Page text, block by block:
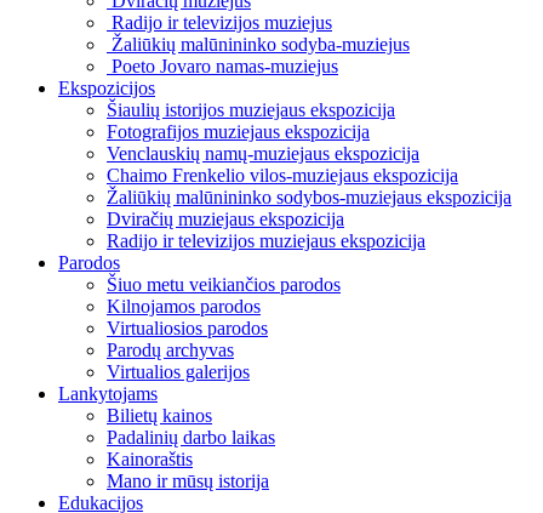
Radijo ir televizijos muziejus
Žaliūkių malūnininko sodyba-muziejus
Poeto Jovaro namas-muziejus
Ekspozicijos
Šiaulių istorijos muziejaus ekspozicija
Fotografijos muziejaus ekspozicija
Venclauskių namų-muziejaus ekspozicija
Chaimo Frenkelio vilos-muziejaus ekspozicija
Žaliūkių malūnininko sodybos-muziejaus ekspozicija
Dviračių muziejaus ekspozicija
Radijo ir televizijos muziejaus ekspozicija
Parodos
Šiuo metu veikiančios parodos
Kilnojamos parodos
Virtualiosios parodos
Parodų archyvas
Virtualios galerijos
Lankytojams
Bilietų kainos
Padalinių darbo laikas
Kainoraštis
Mano ir mūsų istorija
Edukacijos